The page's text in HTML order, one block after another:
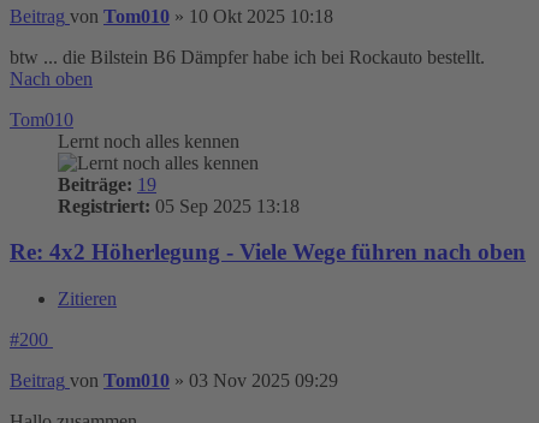
Beitrag von Tom010 » 10 Okt 2025 10:18
btw ... die Bilstein B6 Dämpfer habe ich bei Rockauto bestellt.
Nach oben
Tom010
Lernt noch alles kennen
Beiträge: 19
Registriert: 05 Sep 2025 13:18
Re: 4x2 Höherlegung - Viele Wege führen nach oben
Zitieren
#200
Beitrag von Tom010 » 03 Nov 2025 09:29